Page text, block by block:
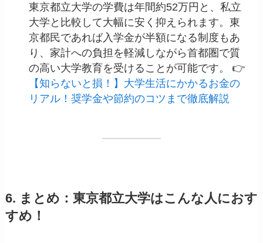
東京都立大学の学費は年間約52万円と、私立
大学と比較して大幅に安く抑えられます。東
京都民であれば入学金が半額になる制度もあ
り、家計への負担を軽減しながら首都圏で質
の高い大学教育を受けることが可能です。 👉
【知らないと損！】大学生活にかかるお金の
リアル！奨学金や節約のコツまで徹底解説
6. まとめ：東京都立大学はこんな人におす
すめ！